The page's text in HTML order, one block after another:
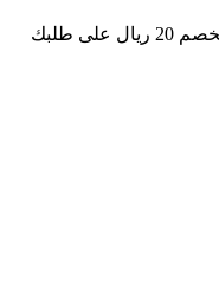
خصم 20 ريال على طلبك